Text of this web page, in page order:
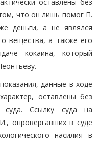
что он лишь помог П.
деньги, а не являлся
вещества, а также его
кокаина, который
данные в ходе
оставлены без
Ссылку суда на
опровергавших в суде
насилия в